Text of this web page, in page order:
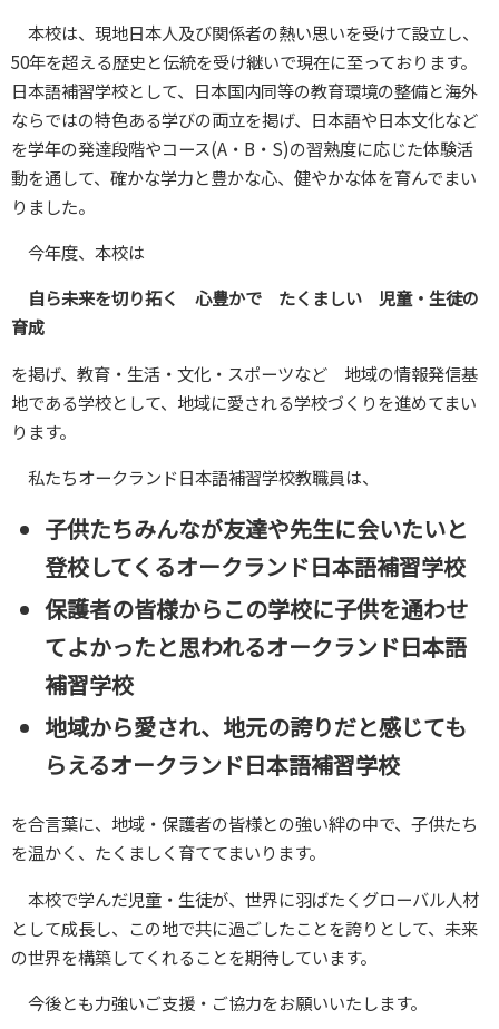
本校は、現地日本人及び関係者の熱い思いを受けて設立し、
50年を超える歴史と伝統を受け継いで現在に至っております。
日本語補習学校として、日本国内同等の教育環境の整備と海外
ならではの特色ある学びの両立を掲げ、日本語や日本文化など
を学年の発達段階やコース(A・B・S)の習熟度に応じた体験活
動を通して、確かな学力と豊かな心、健やかな体を育んでまい
りました。
今年度、本校は
自ら未来を切り拓く 心豊かで たくましい 児童・生徒の
育成
を掲げ、教育・生活・文化・スポーツなど 地域の情報発信基
地である学校として、地域に愛される学校づくりを進めてまい
ります。
私たちオークランド日本語補習学校教職員は、
子供たちみんなが友達や先生に会いたいと
登校してくるオークランド日本語補習学校
保護者の皆様からこの学校に子供を通わせ
てよかったと思われるオークランド日本語
補習学校
地域から愛され、地元の誇りだと感じても
らえるオークランド日本語補習学校
を合言葉に、地域・保護者の皆様との強い絆の中で、子供たち
を温かく、たくましく育ててまいります。
本校で学んだ児童・生徒が、世界に羽ばたくグローバル人材
として成長し、この地で共に過ごしたことを誇りとして、未来
の世界を構築してくれることを期待しています。
今後とも力強いご支援・ご協力をお願いいたします。